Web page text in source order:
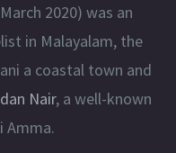
2020) was an
in Malayalam, the
a coastal town and
Nair, a well-known
Amma.